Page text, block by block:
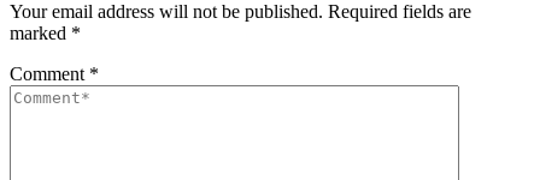
Your email address will not be published. Required fields are
marked *
Comment *